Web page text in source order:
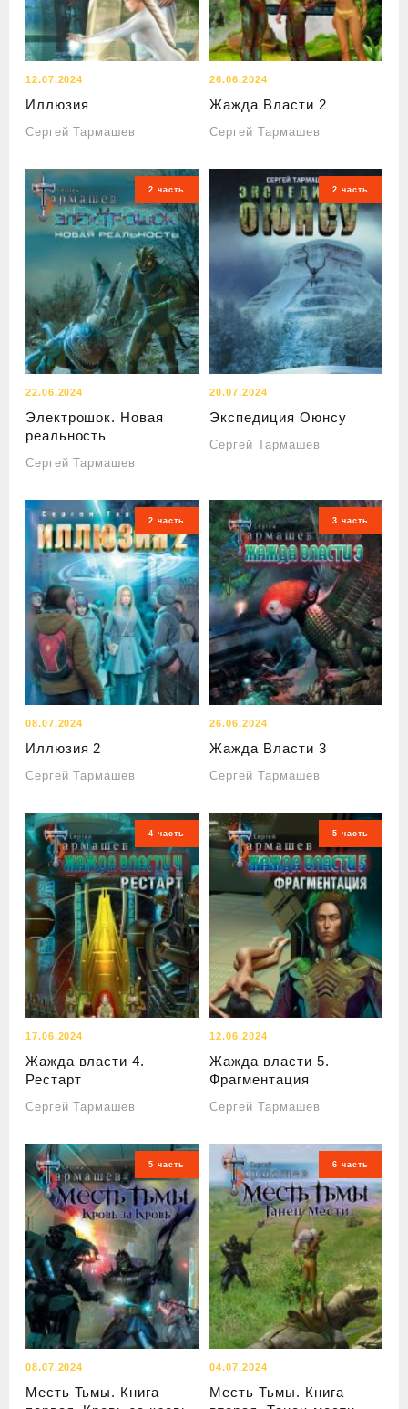
12.07.2024
Иллюзия
Сергей Тармашев
26.06.2024
Жажда Власти 2
Сергей Тармашев
2 часть
22.06.2024
Электрошок. Новая
реальность
Сергей Тармашев
2 часть
20.07.2024
Экспедиция Оюнсу
Сергей Тармашев
2 часть
08.07.2024
Иллюзия 2
Сергей Тармашев
3 часть
26.06.2024
Жажда Власти 3
Сергей Тармашев
4 часть
17.06.2024
Жажда власти 4.
Рестарт
Сергей Тармашев
5 часть
12.06.2024
Жажда власти 5.
Фрагментация
Сергей Тармашев
5 часть
08.07.2024
Месть Тьмы. Книга
6 часть
04.07.2024
Месть Тьмы. Книга